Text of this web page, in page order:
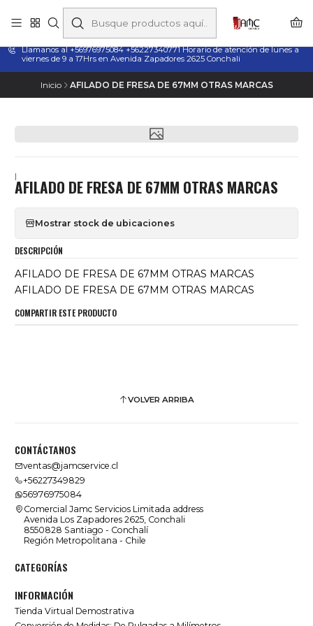
Taladros Magnéticos en Chile | Venta, Arriendo y Servicio
Técnico
Llamanos al +56976975084 +56227340771 Horario de atención de lunes a
viernes de 9 a 17Hrs en Avenida Zapadores 2625 Conchali
Inicio AFILADO DE FRESA DE 67MM OTRAS MARCAS
|
AFILADO DE FRESA DE 67MM OTRAS MARCAS
Mostrar stock de ubicaciones
DESCRIPCIÓN
AFILADO DE FRESA DE 67MM OTRAS MARCAS
AFILADO DE FRESA DE 67MM OTRAS MARCAS
COMPARTIR ESTE PRODUCTO
VOLVER ARRIBA
CONTÁCTANOS
ventas@jamcservice.cl
+56227349829
56976975084
Comercial Jamc Servicios Limitada address
Avenida Los Zapadores 2625, Conchali
8550828 Santiago - Conchalí
Región Metropolitana - Chile
CATEGORÍAS
INFORMACIÓN
Tienda Virtual Demostrativa